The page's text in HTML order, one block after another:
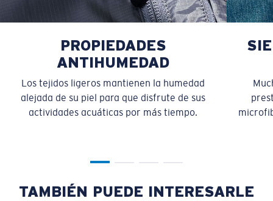
PROPIEDADES
ANTIHUMEDAD
Los tejidos ligeros mantienen la humedad
alejada de su piel para que disfrute de sus
actividades acuáticas por más tiempo.
TAMBIÉN PUEDE INTERESARLE